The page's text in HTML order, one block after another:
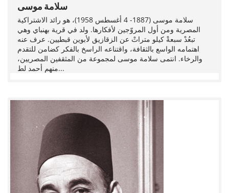
سلامة موسى
سلامة موسى (1887- 4 أغسطس 1958)، هو رائد الاشتراكية
المصرية ومن أول المروّجين لأفكارها. ولد في قرية بهنباي وهي
تبعُدْ سبعةْ كيلو متراتْ عن الزقازيق لأبوين قبطيين. عرف عنه
اهتمامه الواسع بالثقافة، واقتناعه الراسخ بالفكر كضامن للتقدم
والرخاء. انتمى سلامة موسى لمجموعة من المثقفين المصريين،
منهم أحمد لط...